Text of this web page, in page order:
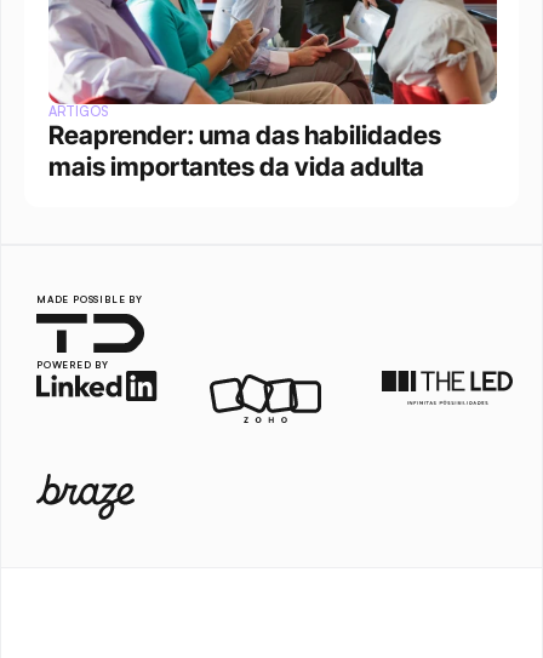
ARTIGOS
Reaprender: uma das habilidades
mais importantes da vida adulta
MADE POSSIBLE BY
POWERED BY